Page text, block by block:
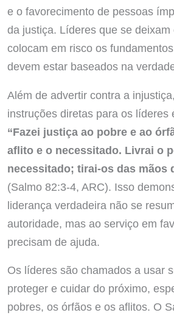
e o favorecimento de pessoas
da justiça. Líderes que se deixam
colocam em risco os
devem estar baseados na
Além de advertir contra a
instruções diretas para os líderes
“Fazei justiça ao pobre e ao
aflito e o necessitado. Livrai o
necessitado; tirai-os das mãos
(Salmo 82:3-4, ARC). Isso
liderança verdadeira não se
autoridade, mas ao serviço em
precisam de ajuda.
Os líderes são chamados a usar
proteger e cuidar do próximo,
pobres, os órfãos e os aflitos. O